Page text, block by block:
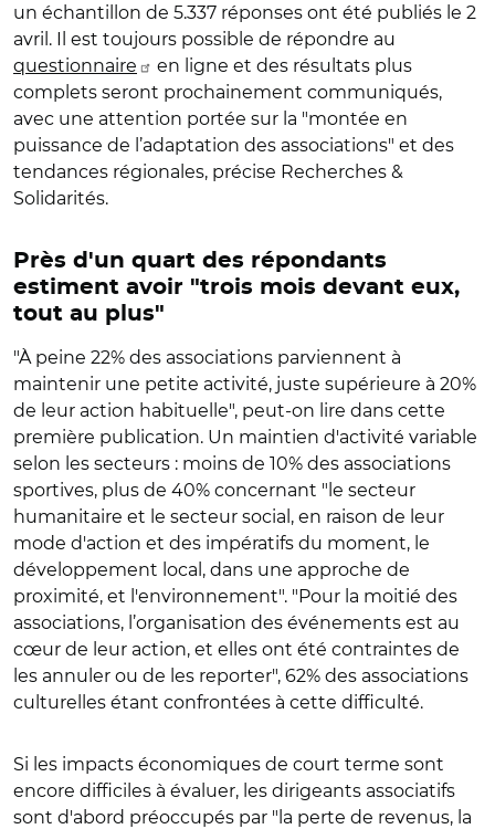
un échantillon de 5.337 réponses ont été publiés le 2
avril. Il est toujours possible de répondre au
questionnaire
en ligne et des résultats plus
complets seront prochainement communiqués,
avec une attention portée sur la "montée en
puissance de l’adaptation des associations" et des
tendances régionales, précise Recherches &
Solidarités.
Près d'un quart des répondants
estiment avoir "trois mois devant eux,
tout au plus"
"À peine 22% des associations parviennent à
maintenir une petite activité, juste supérieure à 20%
de leur action habituelle", peut-on lire dans cette
première publication. Un maintien d'activité variable
selon les secteurs : moins de 10% des associations
sportives, plus de 40% concernant "le secteur
humanitaire et le secteur social, en raison de leur
mode d'action et des impératifs du moment, le
développement local, dans une approche de
proximité, et l'environnement". "Pour la moitié des
associations, l’organisation des événements est au
cœur de leur action, et elles ont été contraintes de
les annuler ou de les reporter", 62% des associations
culturelles étant confrontées à cette difficulté.
Si les impacts économiques de court terme sont
encore difficiles à évaluer, les dirigeants associatifs
sont d'abord préoccupés par "la perte de revenus, la